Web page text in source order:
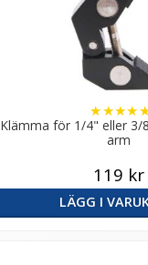
Klämma för 1/4" eller 3/
arm
★★★★
119 kr
LÄGG I